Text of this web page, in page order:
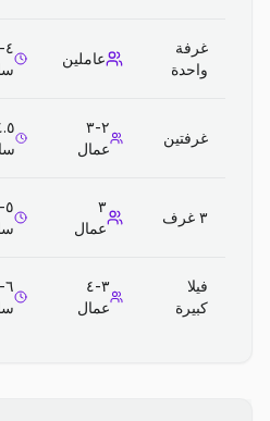
غرفة
واحدة
عاملين
غرفتين
٢-٣
عمال
٣ غرف
٣
عمال
فيلا
كبيرة
٣-٤
عمال